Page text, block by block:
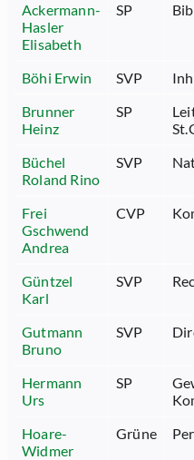
Ackermann-
Hasler
Elisabeth
SP
Böhi Erwin SVP
Brunner
Heinz
SP
Büchel
Roland Rino
SVP
Frei
Gschwend
Andrea
CVP
Güntzel
Karl
SVP
Gutmann
Bruno
SVP
Hermann
Urs
SP
Hoare-
Widmer
Grüne